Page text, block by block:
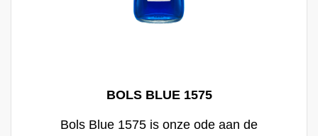
BOLS BLUE 1575
Bols Blue 1575 is onze ode aan de